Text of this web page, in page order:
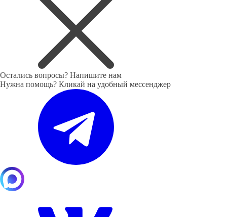
Остались вопросы? Напишите нам
Нужна помощь? Кликай на удобный мессенджер